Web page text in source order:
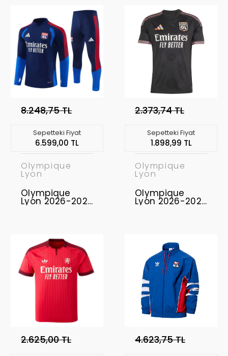
8.248,75 TL
Sepetteki Fiyat
6.599,00 TL
Olympique
Lyon
Olympique
Lyon 2026-2027
Eşofman Takımı
2.373,74 TL
Sepetteki Fiyat
1.898,99 TL
Olympique
Lyon
Olympique
Lyon 2026-2027
Forma Third
2.625,00 TL 4.623,75 TL